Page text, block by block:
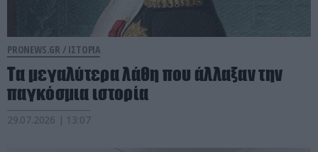
PRONEWS.GR / ΙΣΤΟΡΙΑ
Τα μεγαλύτερα λάθη που άλλαξαν την
παγκόσμια ιστορία
29.07.2026 | 13:07